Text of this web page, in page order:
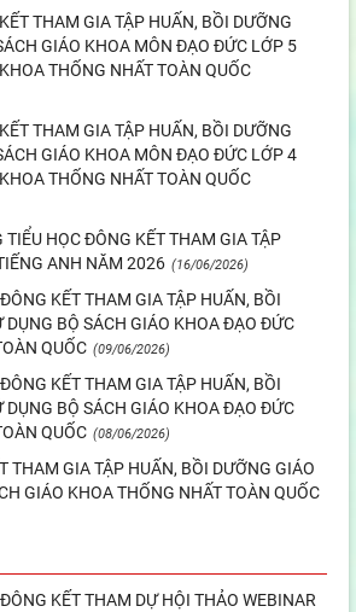
THAM GIA TẬP HUẤN, BỒI DƯỠNG
GIÁO KHOA MÔN ĐẠO ĐỨC LỚP 5
THỐNG NHẤT TOÀN QUỐC
THAM GIA TẬP HUẤN, BỒI DƯỠNG
GIÁO KHOA MÔN ĐẠO ĐỨC LỚP 4
THỐNG NHẤT TOÀN QUỐC
TIỂU HỌC ĐÔNG KẾT THAM GIA TẬP
ANH NĂM 2026 (16/06/2026)
KẾT THAM GIA TẬP HUẤN, BỒI
DỤNG BỘ SÁCH GIÁO KHOA ĐẠO ĐỨC
QUỐC (09/06/2026)
KẾT THAM GIA TẬP HUẤN, BỒI
DỤNG BỘ SÁCH GIÁO KHOA ĐẠO ĐỨC
QUỐC (08/06/2026)
THAM GIA TẬP HUẤN, BỒI DƯỠNG GIÁO
GIÁO KHOA THỐNG NHẤT TOÀN QUỐC
KẾT THAM DỰ HỘI THẢO WEBINAR